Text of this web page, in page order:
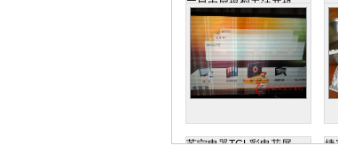
三星内屏爆裂无法开机
苏宁电器TCL彩电花屏 捷